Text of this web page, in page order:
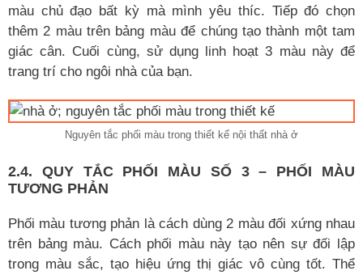
màu chủ đạo bất kỳ mà mình yêu thíc. Tiếp đó chọn
thêm 2 màu trên bảng màu để chúng tạo thành một tam
giác cân. Cuối cùng, sử dụng linh hoạt 3 màu này để
trang trí cho ngôi nhà của bạn.
Nguyên tắc phối màu trong thiết kế nội thất nhà ở
2.4. QUY TẮC PHỐI MÀU SỐ 3 – PHỐI MÀU
TƯƠNG PHẢN
Phối màu tương phản là cách dùng 2 màu đối xứng nhau
trên bảng màu. Cách phối màu này tạo nên sự đối lập
trong màu sắc, tạo hiệu ứng thị giác vô cùng tốt. Thể